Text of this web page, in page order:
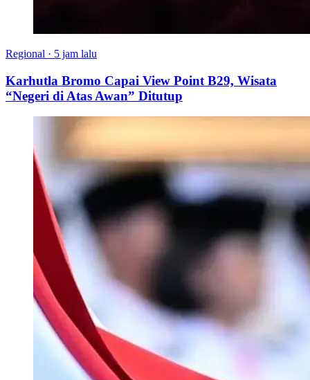
Regional · 5 jam lalu
Karhutla Bromo Capai View Point B29, Wisata
“Negeri di Atas Awan” Ditutup